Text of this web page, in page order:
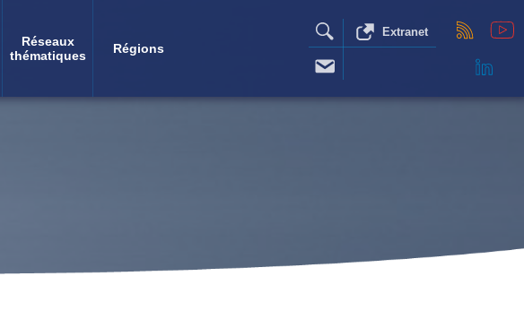
Réseaux
thématiques
Régions
Extranet